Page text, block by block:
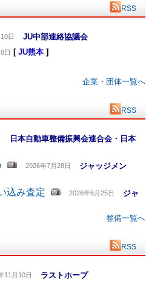
RSS
日 JU中部連絡協議会
日 [ JU熊本 ]
企業・団体一覧へ
RSS
日本自動車整備振興会連合会・日本
2026年7月28日 ジャッジメン
込み査定
2026年6月25日 ジャ
整備一覧へ
RSS
11月10日 ラストホープ